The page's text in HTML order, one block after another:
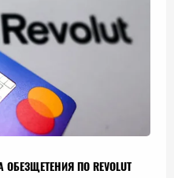
ПО REVOLUT